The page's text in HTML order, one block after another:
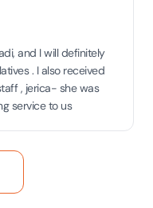
and I will definitely
. I also received
, jerica- she was
service to us